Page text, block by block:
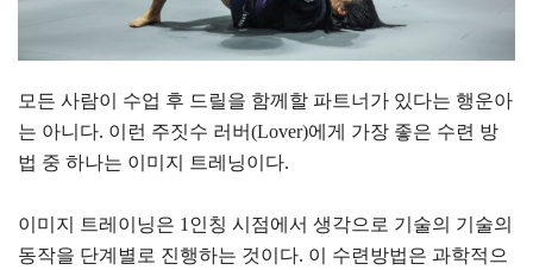
모든 사람이 수업 후 드릴을 함께할 파트너가 있다는 행운아
는 아니다. 이런 주짓수 러버(Lover)에게 가장 좋은 수련 방
법 중 하나는 이미지 트레닝이다.
이미지 트레이닝은 1인칭 시점에서 생각으로 기술의 기술의
동작을 단계별로 진행하는 것이다. 이 수련방법은 과학적으